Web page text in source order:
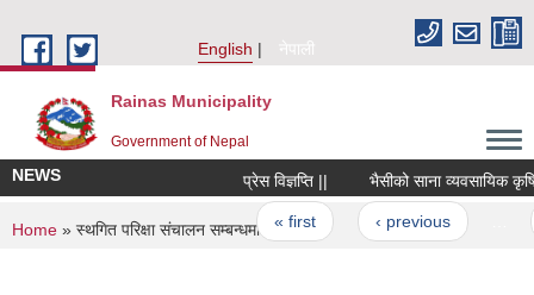
English
नेपाली
Rainas Municipality
Government of Nepal
NEWS प्रेस विज्ञप्ति || भैसीको साना व्यवसायिक
Pages
« first ‹ previous
You are here
Home » स्थगित परिक्षा संचालन सम्बन्धमा ।